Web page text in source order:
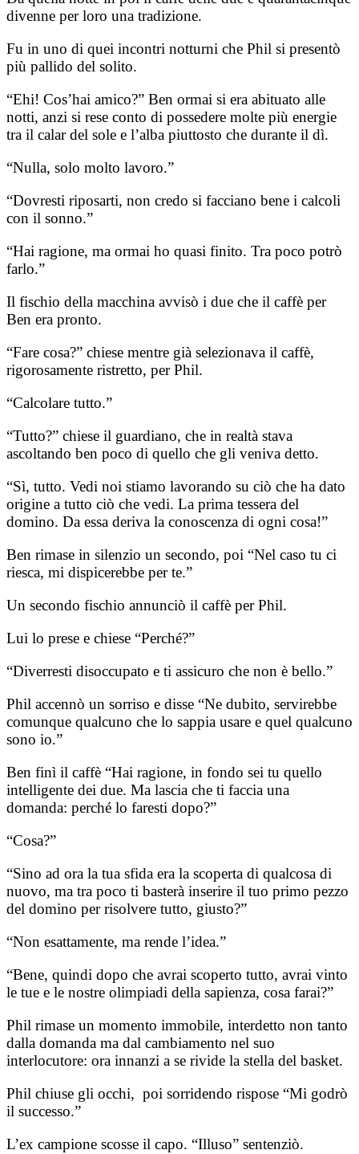
divenne per loro una tradizione.
Fu in uno di quei incontri notturni che Phil si presentò
più pallido del solito.
“Ehi! Cos’hai amico?” Ben ormai si era abituato alle
notti, anzi si rese conto di possedere molte più energie
tra il calar del sole e l’alba piuttosto che durante il dì.
“Nulla, solo molto lavoro.”
“Dovresti riposarti, non credo si facciano bene i calcoli
con il sonno.”
“Hai ragione, ma ormai ho quasi finito. Tra poco potrò
farlo.”
Il fischio della macchina avvisò i due che il caffè per
Ben era pronto.
“Fare cosa?” chiese mentre già selezionava il caffè,
rigorosamente ristretto, per Phil.
“Calcolare tutto.”
“Tutto?” chiese il guardiano, che in realtà stava
ascoltando ben poco di quello che gli veniva detto.
“Sì, tutto. Vedi noi stiamo lavorando su ciò che ha dato
origine a tutto ciò che vedi. La prima tessera del
domino. Da essa deriva la conoscenza di ogni cosa!”
Ben rimase in silenzio un secondo, poi “Nel caso tu ci
riesca, mi dispicerebbe per te.”
Un secondo fischio annunciò il caffè per Phil.
Lui lo prese e chiese “Perché?”
“Diverresti disoccupato e ti assicuro che non è bello.”
Phil accennò un sorriso e disse “Ne dubito, servirebbe
comunque qualcuno che lo sappia usare e quel qualcuno
sono io.”
Ben finì il caffè “Hai ragione, in fondo sei tu quello
intelligente dei due. Ma lascia che ti faccia una
domanda: perché lo faresti dopo?”
“Cosa?”
“Sino ad ora la tua sfida era la scoperta di qualcosa di
nuovo, ma tra poco ti basterà inserire il tuo primo pezzo
del domino per risolvere tutto, giusto?”
“Non esattamente, ma rende l’idea.”
“Bene, quindi dopo che avrai scoperto tutto, avrai vinto
le tue e le nostre olimpiadi della sapienza, cosa farai?”
Phil rimase un momento immobile, interdetto non tanto
dalla domanda ma dal cambiamento nel suo
interlocutore: ora innanzi a se rivide la stella del basket.
Phil chiuse gli occhi, poi sorridendo rispose “Mi godrò
il successo.”
L’ex campione scosse il capo. “Illuso” sentenziò.